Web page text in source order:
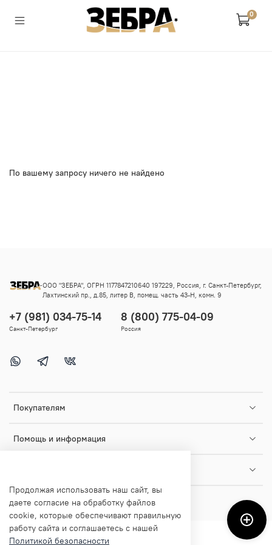
0
По вашему запросу ничего не найдено
Покупателям
Помощь и информация
+7 (981) 034-75-14
Санкт-Петербург
8 (800) 775-04-09
Россия
ООО "ЗЕБРА", ОГРН 1177847210640 197229, Россия, г. Санкт-Петербург,
Лахтинский пр., д.85, литер В, помещ. часть 43-Н, комн. 9
Продолжая использовать наш сайт, вы
даете согласие на обработку файлов
cookie, которые обеспечивают правильную
работу сайта и соглашаетесь с нашей
Политикой безопасности